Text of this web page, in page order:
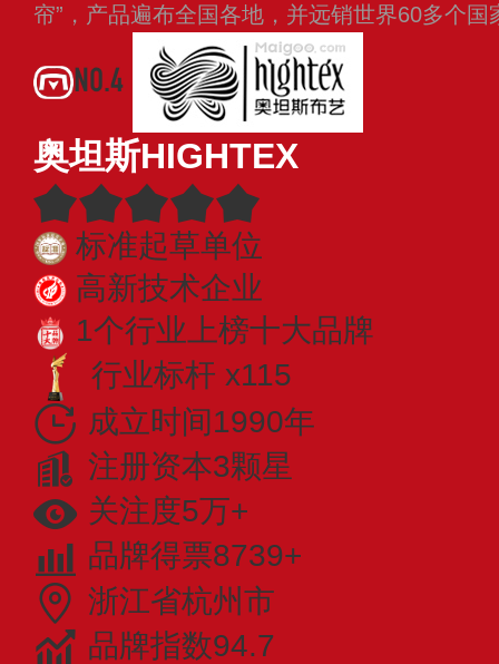
帘”，产品遍布全国各地，并远销世界60多个
NO.4
奥坦斯HIGHTEX
标准起草单位
高新技术企业
1个行业上榜十大品牌
行业标杆 x115
成立时间1990年
注册资本3颗星
关注度5万+
品牌得票8739+
浙江省杭州市
品牌指数94.7